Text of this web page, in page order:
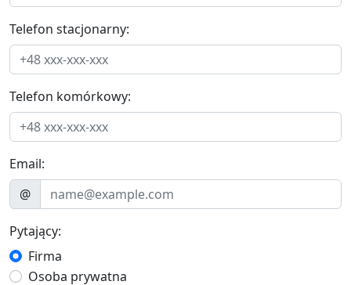
Telefon stacjonarny:
Telefon komórkowy:
Email:
@
Pytający:
Firma
Osoba prywatna